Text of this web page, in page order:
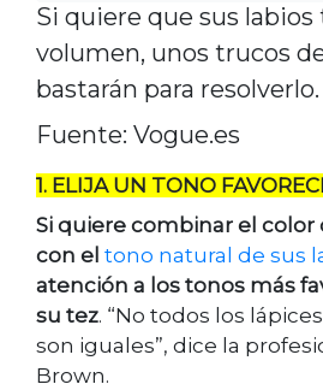
Si quiere que sus
volumen, unos trucos
bastarán para resolverlo.
Fuente: Vogue.es
1. ELIJA UN TONO
Si quiere combinar el
con el tono natural de sus
atención a los tonos más
su tez. “No todos los
son iguales”, dice la
Brown.